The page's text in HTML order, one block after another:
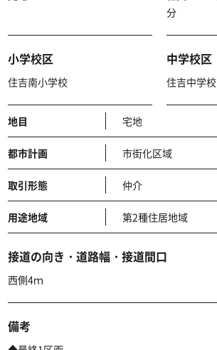
分
小学校区
住吉南小学校
中学校区
住吉中学校
地目 宅地
都市計画 市街化区域
取引形態 仲介
用途地域 第2種住居地域
接道の向き・道路幅・接道間口
西側4ｍ
備考